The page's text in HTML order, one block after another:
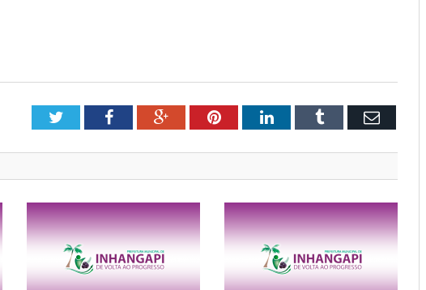
TwitterFacebookGoogle+PinterestLinkedInTumblr Email